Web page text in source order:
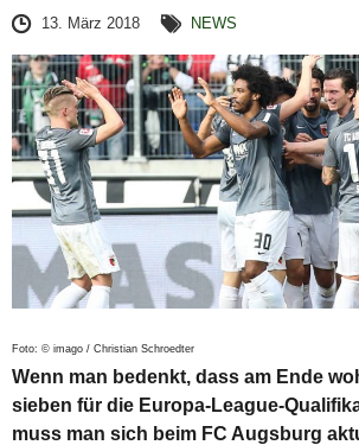
13. März 2018 NEWS
Foto: © imago / Christian Schroedter
Wenn man bedenkt, dass am Ende
sieben für die Europa-League-
muss man sich beim FC Augsburg